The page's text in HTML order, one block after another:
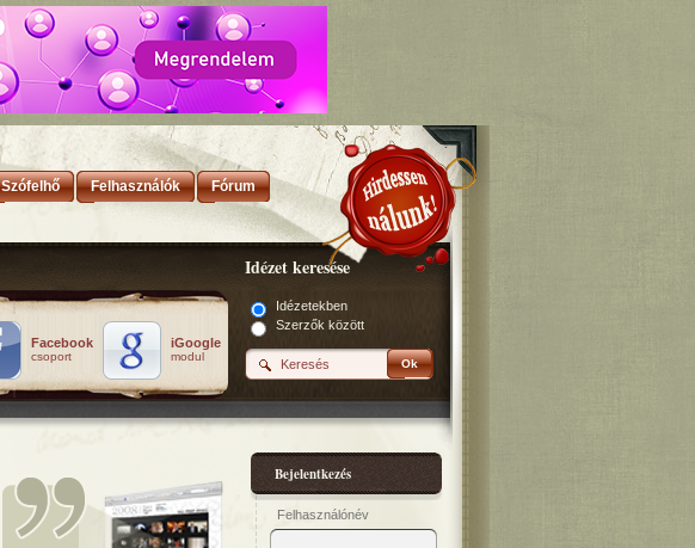
Szófelhő Felhasználók Fórum
Facebook
csoport
iGoogle
modul
Idézet keresése
Idézetekben
Szerzők között
Ok
Bejelentkezés
Felhasználónév